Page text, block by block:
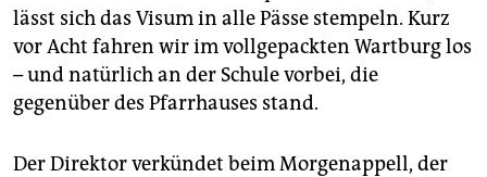
lässt sich das Visum in alle Pässe stempeln. Kurz
vor Acht fahren wir im vollgepackten Wartburg los
– und natürlich an der Schule vorbei, die
gegenüber des Pfarrhauses stand.
Der Direktor verkündet beim Morgenappell, der